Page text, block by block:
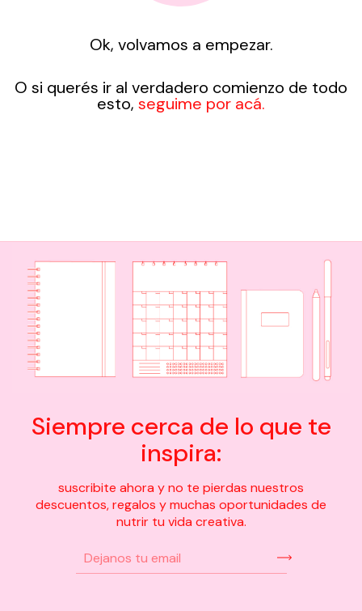
Ok, volvamos a empezar.
O si querés ir al verdadero comienzo de todo
esto, seguime por acá.
Siempre cerca de lo que te
inspira:
suscribite ahora y no te pierdas nuestros
descuentos, regalos y muchas oportunidades de
nutrir tu vida creativa.